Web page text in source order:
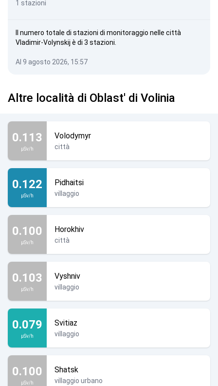
1 stazioni
Il numero totale di stazioni di monitoraggio nelle città
Vladimir-Volynskij è di 3 stazioni.
Al 9 agosto 2026, 15:57
Altre località di Oblast' di Volinia
0.113
µSv/h
Volodymyr
città
0.122
µSv/h
Pidhaitsi
villaggio
0.100
µSv/h
Horokhiv
città
0.103
µSv/h
Vyshniv
villaggio
0.079
µSv/h
Svitiaz
villaggio
0.100
µSv/h
Shatsk
villaggio urbano